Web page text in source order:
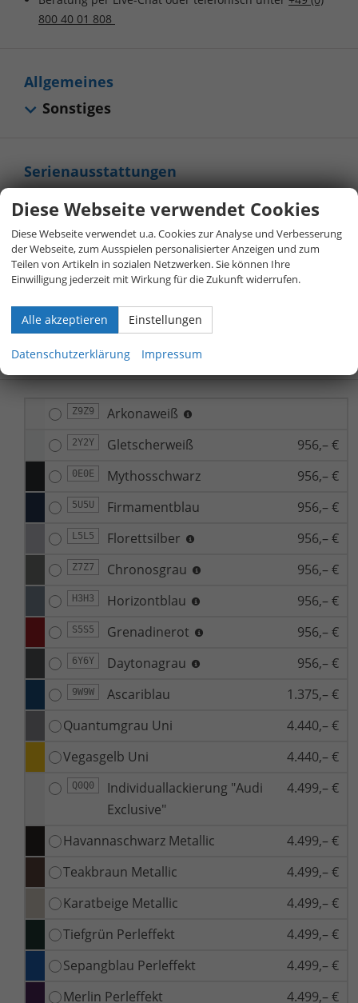
800 40 01 808
Z9Z9 Arkonaweiß
2Y2Y Gletscherweiß 956,– €
0E0E Mythosschwarz 956,– €
5U5U Firmamentblau 956,– €
L5L5 Florettsilber 956,– €
Z7Z7 Chronosgrau 956,– €
H3H3 Horizontblau 956,– €
S5S5 Grenadinerot 956,– €
6Y6Y Daytonagrau 956,– €
9W9W Ascariblau
1.375,– €
Quantumgrau Uni
4.440,– €
Vegasgelb Uni
4.440,– €
Q0Q0
Individuallackierung "Audi
Exclusive"
4.499,– €
Havannaschwarz Metallic
4.499,– €
Teakbraun Metallic
4.499,– €
Karatbeige Metallic
4.499,– €
Tiefgrün Perleffekt
4.499,– €
Sepangblau Perleffekt
4.499,– €
Merlin Perleffekt
4.499,– €
Allgemeines
Sonstiges
Serienausstattungen
Infotainment & Kommunikation
Sicherheit & Assistenz
Außen
Räder & Technik
Sonstiges
Diese Webseite verwendet Cookies
Diese Webseite verwendet u.a. Cookies zur Analyse und Verbesserung
der Webseite, zum Ausspielen personalisierter Anzeigen und zum
Teilen von Artikeln in sozialen Netzwerken. Sie können Ihre
Einwilligung jederzeit mit Wirkung für die Zukunft widerrufen.
Alle akzeptieren Einstellungen
Datenschutzerklärung Impressum